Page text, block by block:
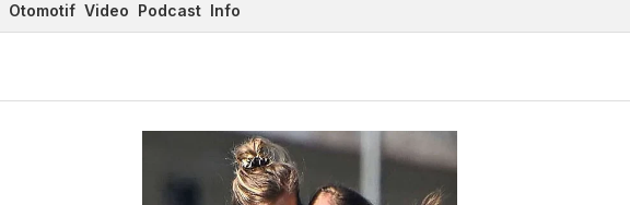
Otomotif Video Podcast Info